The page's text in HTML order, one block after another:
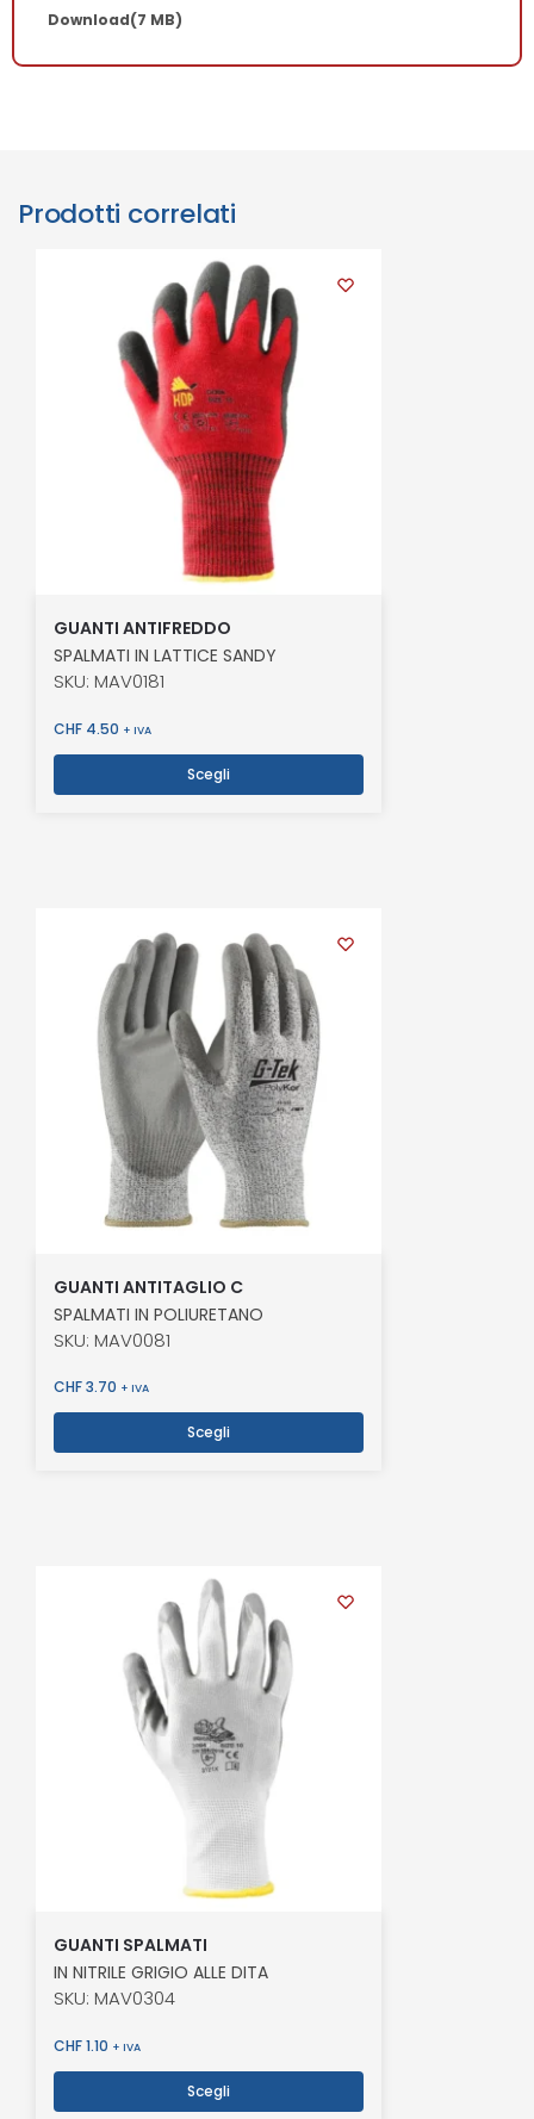
Download(7 MB)
Prodotti correlati
GUANTI ANTIFREDDO
SPALMATI IN LATTICE SANDY
SKU: MAV0181
CHF 4.50 + IVA
Scegli
GUANTI ANTITAGLIO C
SPALMATI IN POLIURETANO
SKU: MAV0081
CHF3.70 + IVA
Scegli
GUANTI SPALMATI
IN NITRILE GRIGIO ALLE DITA
SKU: MAV0304
CHF1.10 + IVA
Scegli